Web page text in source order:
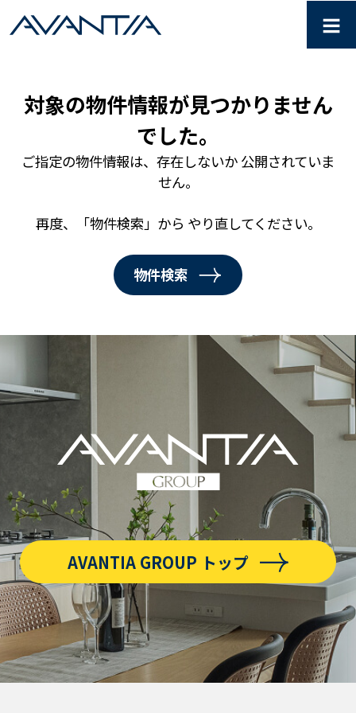
Not Found ｜ 分譲住宅・≡
対象の物件情報が見つかりません
でした。
ご指定の物件情報は、存在しないか 公開されていま
せん。
再度、「物件検索」から やり直してください。
物件検索
AVANTIA GROUP トップ